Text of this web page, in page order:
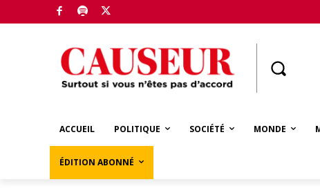
ACCUEIL POLITIQUE SOCIÉTÉ MONDE
ÉDITION ABONNÉ